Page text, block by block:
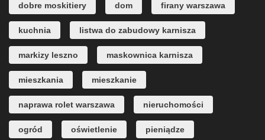
dobre moskitiery dom firany warszawa
kuchnia listwa do zabudowy karnisza
markizy leszno maskownica karnisza
mieszkania mieszkanie
naprawa rolet warszawa nieruchomości
ogród oświetlenie pieniądze